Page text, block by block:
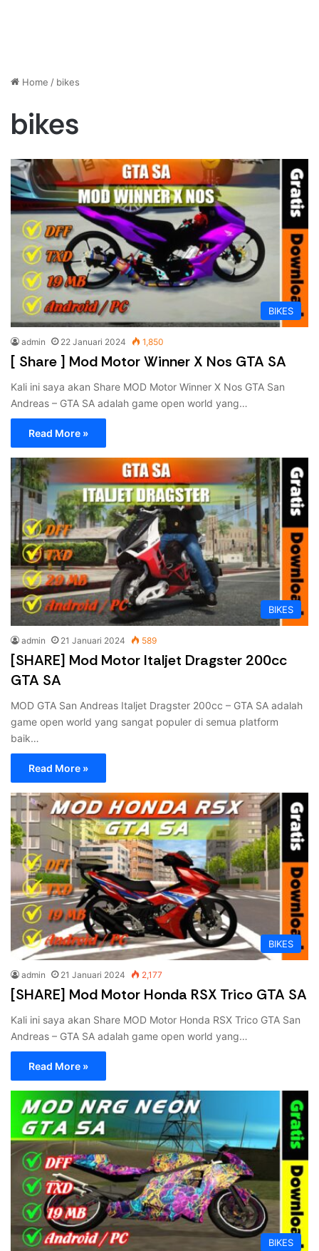
Home / bikes
bikes
BIKES
admin 22 Januari 2024 1,850
[ Share ] Mod Motor Winner X Nos GTA SA
Kali ini saya akan Share MOD Motor Winner X Nos GTA San
Andreas – GTA SA adalah game open world yang…
Read More »
BIKES
admin 21 Januari 2024 589
[SHARE] Mod Motor Italjet Dragster 200cc
GTA SA
MOD GTA San Andreas Italjet Dragster 200cc – GTA SA adalah
game open world yang sangat populer di semua platform
baik…
Read More »
BIKES
admin 21 Januari 2024 2,177
[SHARE] Mod Motor Honda RSX Trico GTA SA
Kali ini saya akan Share MOD Motor Honda RSX Trico GTA San
Andreas – GTA SA adalah game open world yang…
Read More »
BIKES